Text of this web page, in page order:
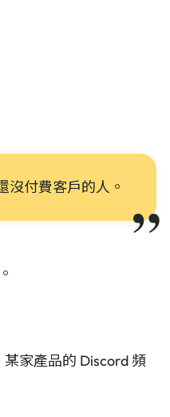
沒付費客戶的人。
家產品的 Discord 頻